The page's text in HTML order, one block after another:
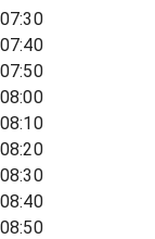
07:30
07:40
07:50
08:00
08:10
08:20
08:30
08:40
08:50